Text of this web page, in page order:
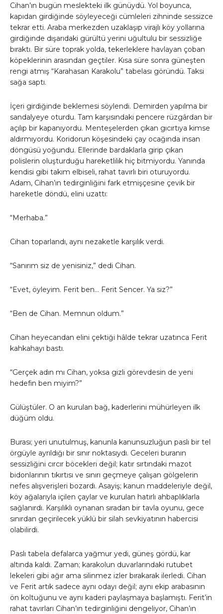
Cihan’ın bugün meslekteki ilk günüydü. Yol boyunca,
kapıdan girdiğinde söyleyeceği cümleleri zihninde sessizce
tekrar etti. Araba merkezden uzaklaşıp virajlı köy yollarına
girdiğinde dışarıdaki gürültü yerini uğultulu bir sessizliğe
bıraktı. Bir süre toprak yolda, tekerleklere havlayan çoban
köpeklerinin arasından geçtiler. Kısa süre sonra güneşten
rengi atmış “Karahasan Karakolu” tabelası göründü. Taksi
sağa saptı.
İçeri girdiğinde beklemesi söylendi. Demirden yapılma bir
sandalyeye oturdu. Tam karşısındaki pencere rüzgârdan bir
açılıp bir kapanıyordu. Menteşelerden çıkan gıcırtıya kimse
aldırmıyordu. Koridorun köşesindeki çay ocağında insan
döngüsü yoğundu. Ellerinde bardaklarla girip çıkan
polislerin oluşturduğu hareketlilik hiç bitmiyordu. Yanında
kendisi gibi takım elbiseli, rahat tavırlı biri oturuyordu.
Adam, Cihan’ın tedirginliğini fark etmişçesine çevik bir
hareketle döndü, elini uzattı:
“Merhaba.”
Cihan toparlandı, aynı nezaketle karşılık verdi.
“Sanırım siz de yenisiniz,” dedi Cihan.
“Evet, öyleyim. Ferit ben… Ferit Sencer. Ya siz?”
“Ben de Cihan. Memnun oldum.”
Cihan heyecandan elini çektiği hâlde tekrar uzatınca Ferit
kahkahayı bastı.
“Gerçek adın mı Cihan, yoksa gizli görevdesin de yeni
hedefin ben miyim?”
Gülüştüler. O an kurulan bağ, kaderlerini mühürleyen ilk
düğüm oldu.
Burası; yeri unutulmuş, kanunla kanunsuzluğun paslı bir tel
örgüyle ayrıldığı bir sınır noktasıydı. Geceleri buranın
sessizliğini cırcır böcekleri değil; katır sırtındaki mazot
bidonlarının tıkırtısı ve sınırı geçmeye çalışan gölgelerin
nefes alışverişleri bozardı. Asayiş; kanun maddeleriyle değil,
köy ağalarıyla içilen çaylar ve kurulan hatırlı ahbaplıklarla
sağlanırdı. Karşılıklı oynanan sıradan bir tavla oyunu, gece
sınırdan geçirilecek yüklü bir silah sevkiyatının habercisi
olabilirdi.
Paslı tabela defalarca yağmur yedi, güneş gördü, kar
altında kaldı. Zaman; karakolun duvarlarındaki rutubet
lekeleri gibi ağır ama silinmez izler bırakarak ilerledi. Cihan
ve Ferit artık sadece aynı odayı değil; aynı ekip arabasının
ön koltuğunu ve aynı kaderi paylaşmaya başlamıştı. Ferit’in
rahat tavırları Cihan’ın tedirginliğini dengeliyor, Cihan’ın